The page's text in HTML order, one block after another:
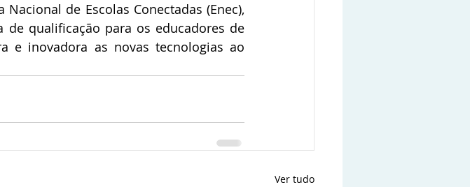
de Escolas Conectadas (Enec),
qualificação para os educadores de
e inovadora as novas tecnologias ao
Ver tudo